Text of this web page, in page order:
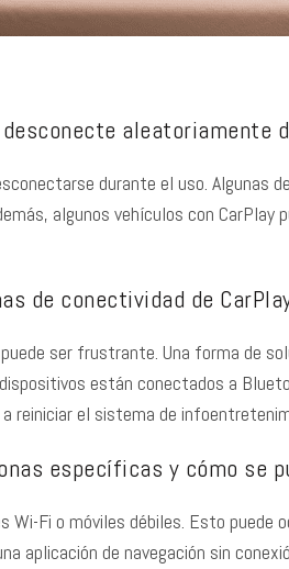
aleatoriamente
durante el uso.
algunos vehículos con
de conectividad de
ser frustrante. Una forma de
están conectados a
reiniciar el sistema de
específicas y cómo se
Wi-Fi o móviles débiles. Esto
aplicación de navegación sin